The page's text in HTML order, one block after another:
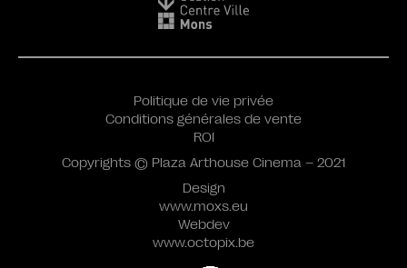
Design
www.moxs.eu
Webdev
www.octopix.be
Politique de vie privée
Conditions générales de vente
ROI
Copyrights © Plaza Arthouse Cinema – 2021